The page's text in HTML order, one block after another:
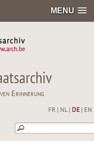
MENU
Erinnerung
FR NL| DE| EN